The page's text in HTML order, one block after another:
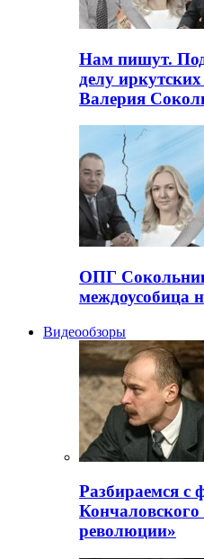
Нам пишут.
делу
Валерия
ОПГ
междоусобица
Видеообзоры
Разбираемся с
революции»